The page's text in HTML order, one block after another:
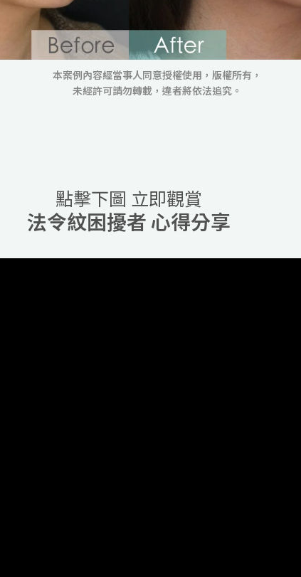
本案例內容經當事人同意授權使用，版權所有，
未經許可請勿轉載，違者將依法追究。
點擊下圖 立即觀賞
法令紋困擾者 心得分享